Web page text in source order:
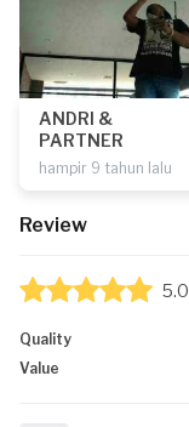
ANDRI &
PARTNER
hampir 9 tahun lalu
Review
5.0
Quality
Value